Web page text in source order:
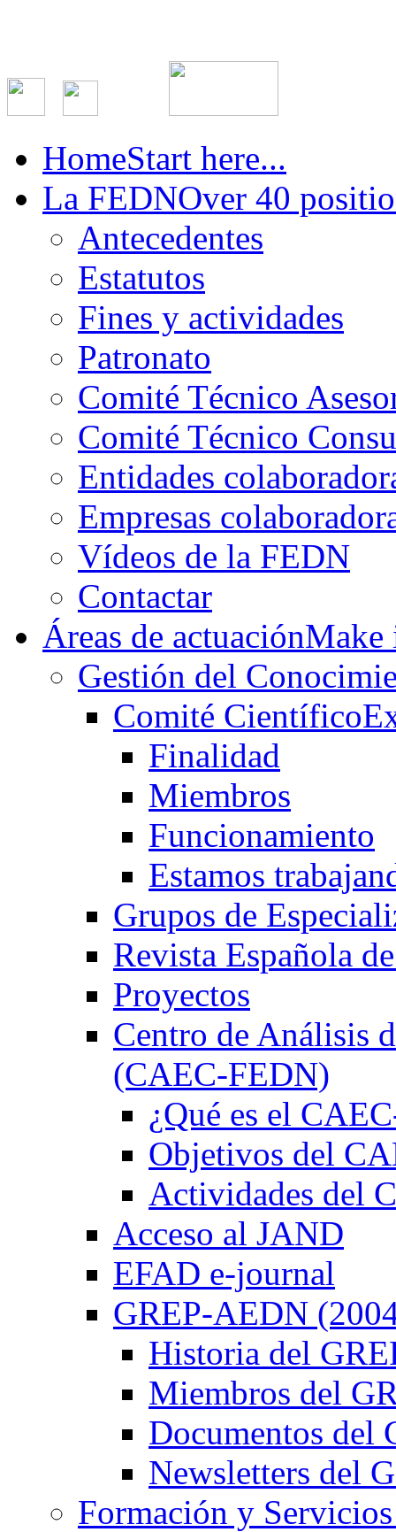
HomeStart here...
La FEDNOver 40
Antecedentes
Estatutos
Fines y actividades
Patronato
Comité Técnico
Comité Técnico
Entidades
Empresas
Vídeos de la FEDN
Contactar
Áreas de actuación
Gestión del
Comité Científico
Finalidad
Miembros
Funcionamiento
Estamos
Grupos de
Revista Española
Proyectos
Centro de Análisis
(CAEC-FEDN)
¿Qué es el
Objetivos del
Actividades del
Acceso al JAND
EFAD e-journal
GREP-AEDN
Historia del
Miembros del
Documentos del
Newsletters del
Formación y